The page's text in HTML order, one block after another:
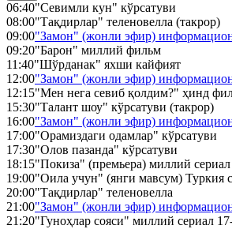
06:40"Севимли кун" кўрсатуви
08:00"Тақдирлар" теленовелла (такрор)
09:00"Замон" (жонли эфир)
09:20"Барон" миллий фильм
11:40"Шўрданак" яхши кайфият
12:00"Замон" (жонли эфир)
12:15"Мен нега севиб қолдим?" ҳинд
15:30"Талант шоу" кўрсатуви (такрор)
16:00"Замон" (жонли эфир)
17:00"Орамиздаги одамлар" кўрсатуви
17:30"Олов пазанда" кўрсатуви
18:15"Покиза" (премьера) миллий
19:00"Оила учун" (янги мавсум) Туркия
20:00"Тақдирлар" теленовелла
21:00"Замон" (жонли эфир)
21:20"Гуноҳлар сояси" миллий сериал